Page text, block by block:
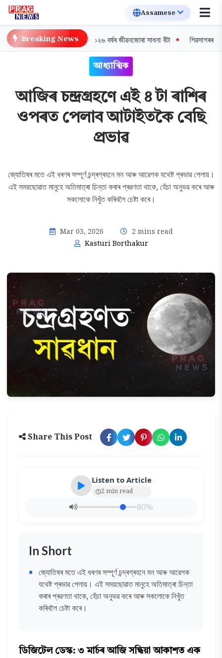
Breaking News
মালয়া গোস্বামীলৈ ২০২৬ বৰ্ষৰ জীৱনজোৰা সাধনা বঁটা শিৱসাগৰৰ বান
আধ্যাত্মিক
আজিৰ চন্দ্ৰগ্ৰহণে এই ৪ টা ৰাশিৰ
ওপৰত পেলাব আটাইতকৈ বেছি
প্ৰভাৱ
জ্যোতিষৰ মতে এই ধৰণৰ সম্পূৰ্ণ চন্দ্ৰগ্ৰহনে মন আৰু আৱেগক যথেষ্ট প্ৰভাৱ পেলায়।
এই সময়ছোৱাত মানুহে অতিমাত্ৰা চিন্তা কৰাৰ প্ৰৱণতা থাকে, হেঁচা অনুভৱ কৰে আৰু
সকলোকে নিখুঁত কৰিবলৈ চেষ্টা কৰে।
Mar 03, 2026
2 mins read
Kasturi Borthakur
Share This Post
Listen to Article
2 min read
80%
In Short
জ্যোতিষৰ মতে এই ধৰণৰ সম্পূৰ্ণ চন্দ্ৰগ্ৰহনে মন আৰু আৱেগক
যথেষ্ট প্ৰভাৱ পেলায়। এই সময়ছোৱাত মানুহে অতিমাত্ৰা চিন্তা
কৰাৰ প্ৰৱণতা থাকে, হেঁচা অনুভৱ কৰে আৰু সকলোকে নিখুঁত
কৰিবলৈ চেষ্টা কৰে।
ডিজিটেল ডেস্ক: ৩ মাৰ্চৰ আজি সন্ধিয়া আকাশত এক